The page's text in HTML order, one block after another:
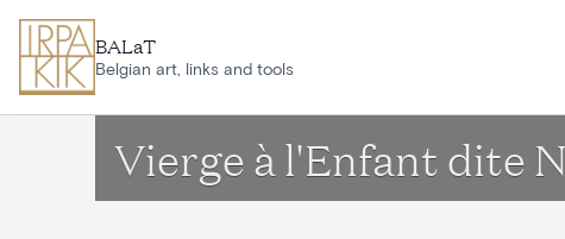
BALaT
Belgian art, links and tools
Vierge à l'Enfant dite